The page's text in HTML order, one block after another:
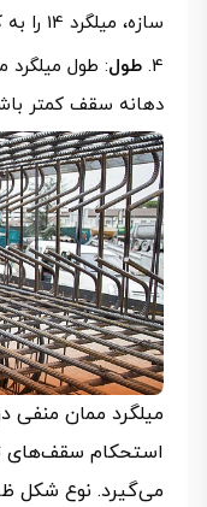
سازه، میلگرد 14 را به کار خواهند برد.
طول: طول میلگرد
دهانه سقف کمتر
میلگرد ممان منفی
استحکام سقف‌های
می‌گیرد. نوع شکل